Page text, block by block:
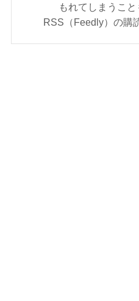
もれてしまうこと
RSS（Feedly）の購